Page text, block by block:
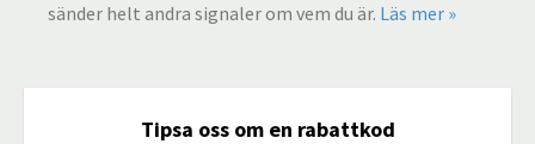
sänder helt andra signaler om vem du är. Läs mer »
Tipsa oss om en rabattkod